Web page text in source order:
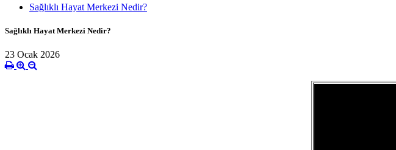
Sağlıklı Hayat Merkezi Nedir?
Sağlıklı Hayat Merkezi Nedir?
23 Ocak 2026